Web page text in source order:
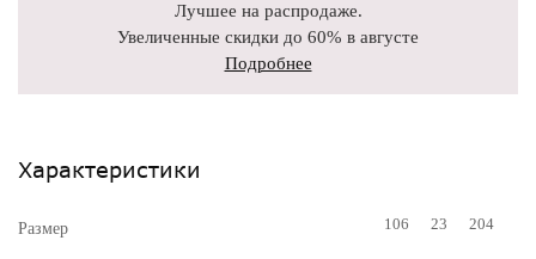
Лучшее на распродаже.
Увеличенные скидки до 60% в августе
Подробнее
Характеристики
Размер 106 23 204